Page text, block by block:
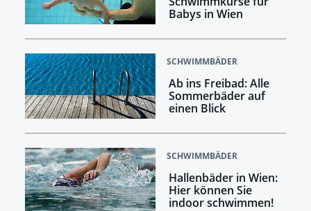
Babys in Wien
SCHWIMMBÄDER
Ab ins Freibad: Alle
Sommerbäder auf
einen Blick
SCHWIMMBÄDER
Hallenbäder in Wien:
Hier können Sie
indoor schwimmen!